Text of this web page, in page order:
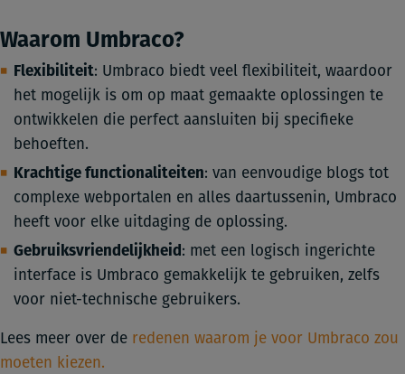
Waarom Umbraco?
Flexibiliteit: Umbraco biedt veel flexibiliteit, waardoor
het mogelijk is om op maat gemaakte oplossingen te
ontwikkelen die perfect aansluiten bij specifieke
behoeften.
Krachtige functionaliteiten: van eenvoudige blogs tot
complexe webportalen en alles daartussenin, Umbraco
heeft voor elke uitdaging de oplossing.
Gebruiksvriendelijkheid: met een logisch ingerichte
interface is Umbraco gemakkelijk te gebruiken, zelfs
voor niet-technische gebruikers.
Lees meer over de redenen waarom je voor Umbraco zou
moeten kiezen.